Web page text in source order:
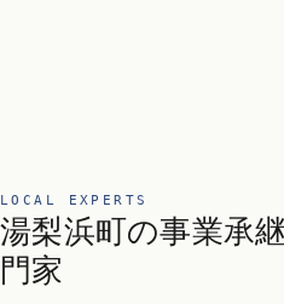
LOCAL EXPERTS
湯梨浜町の事業承
門家